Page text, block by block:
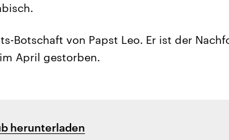
Botschaft von Papst Leo. Er ist der
April gestorben.
herunterladen